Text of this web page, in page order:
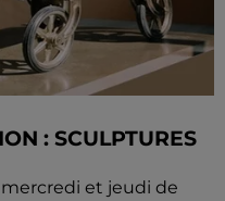
: SCULPTURES
et jeudi de